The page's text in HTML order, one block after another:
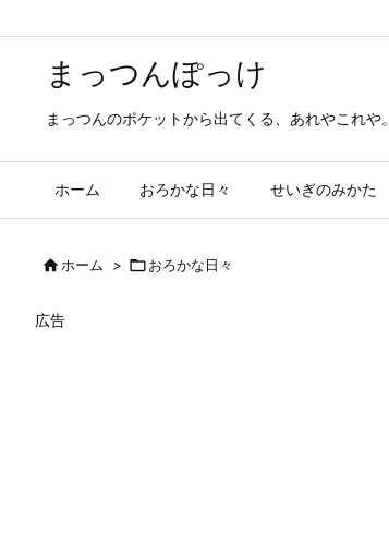
まっつんぽっけ
まっつんのポケットから出てくる、あれやこれや。
ホーム おろかな日々 せいぎのみかた
ホーム > おろかな日々
広告